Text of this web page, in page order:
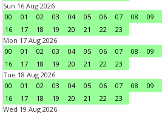
Sun 16 Aug 2026
00
01 02 03 04 05 06 07 08 09
16
17 18 19 20 21 22
23
Mon 17 Aug 2026
00
01 02 03 04 05 06 07 08 09
16
17 18 19 20 21 22
23
Tue 18 Aug 2026
00
01 02 03 04 05 06 07 08 09
16
17 18 19 20 21 22
23
Wed 19 Aug 2026